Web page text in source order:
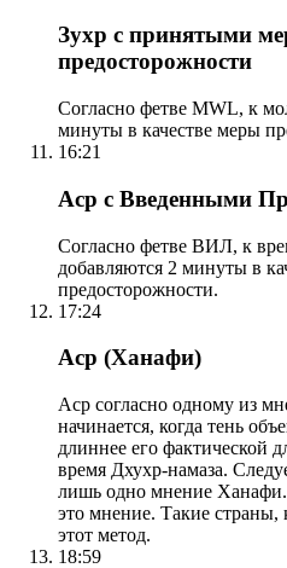
Зухр с принятыми
предосторожности
Согласно фетве MWL, к
минуты в качестве меры
16:21
Аср с Введенными
Согласно фетве ВИЛ, к
добавляются 2 минуты в
предосторожности.
17:24
Аср (Ханафи)
Аср согласно одному из
начинается, когда тень
длиннее его фактической
время Дхухр-намаза.
лишь одно мнение
это мнение. Такие страны,
этот метод.
18:59